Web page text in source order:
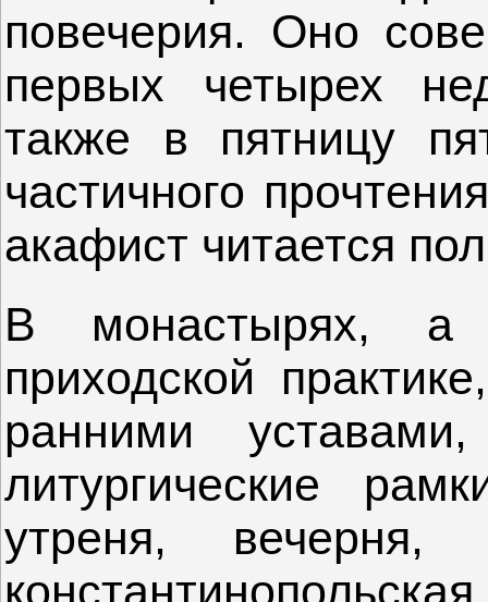
повечерия. Оно
первых четырех
также в пятницу
частичного
акафист читается
В монастырях, а
приходской
ранними
литургические
утреня,